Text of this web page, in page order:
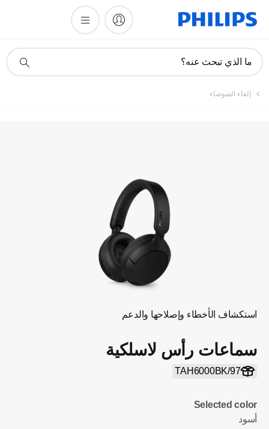
دعم
ما الذي تبحث عنه؟
إلغاء الضوضاء
استكشاف الأخطاء وإصلاحها والدعم
سماعات رأس لاسلكية
TAH6000BK/97
Selected color
أسود